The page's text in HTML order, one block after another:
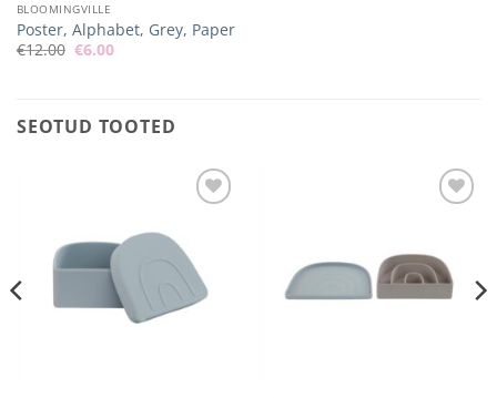
BLOOMINGVILLE
Poster, Alphabet, Grey, Paper
€12.00 Algne
hind
€6.00Praegune
SEOTUD TOOTED